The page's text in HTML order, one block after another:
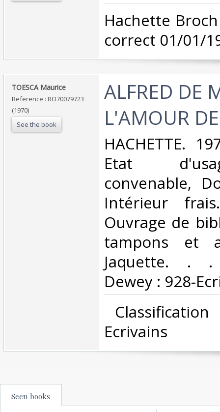
‎Hachette
correct 01/01/
‎TOESCA Maurice‎
Reference : RO70079723
(1970)
See the book
‎ALFRED DE
L'AMOUR
‎HACHETTE.
Etat
convenable,
Intérieur
Ouvrage de
tampons et
Jaquette. . .
Dewey : 928-
Ecrivains‎
Seen books